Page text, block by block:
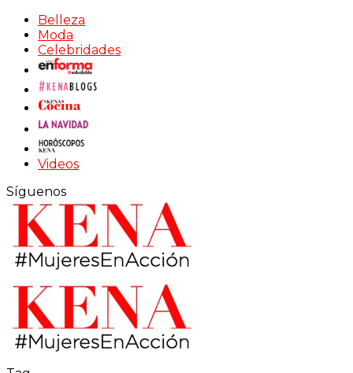
Belleza
Moda
Celebridades
Videos
Síguenos